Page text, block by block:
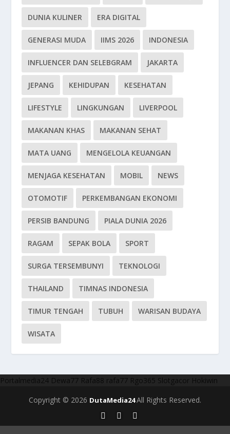
DUNIA KULINER ERA DIGITAL
GENERASI MUDA IIMS 2026 INDONESIA
INFLUENCER DAN SELEBGRAM JAKARTA
JEPANG KEHIDUPAN KESEHATAN
LIFESTYLE LINGKUNGAN LIVERPOOL
MAKANAN KHAS MAKANAN SEHAT
MATA UANG MENGELOLA KEUANGAN
MENJAGA KESEHATAN MOBIL NEWS
OTOMOTIF PERKEMBANGAN EKONOMI
PERSIB BANDUNG PIALA DUNIA 2026
RAGAM SEPAK BOLA SPORT
SURGA TERSEMBUNYI TEKNOLOGI
THAILAND TIMNAS INDONESIA
TIMUR TENGAH TUBUH WARISAN BUDAYA
WISATA
Portalmedia24 Dewa77 Rafa88 rafa77 Rgo365 Slotgacor Hokiwin
Copyright © 2026 DutaMedia24All Rights Reserved.